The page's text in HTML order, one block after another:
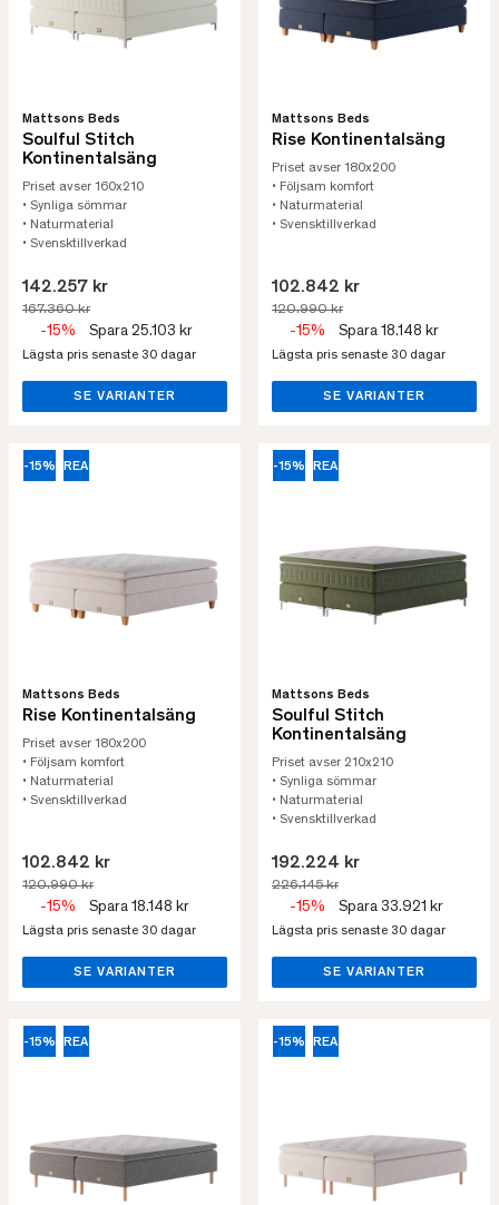
Mattsons Beds
Soulful Stitch
Kontinentalsäng
Priset avser 160x210
• Synliga sömmar
• Naturmaterial
• Svensktillverkad
142.257 kr
167.360 kr
-15% Spara 25.103 kr
Lägsta pris senaste 30 dagar
SE VARIANTER
Mattsons Beds
Rise Kontinentalsäng
Priset avser 180x200
• Följsam komfort
• Naturmaterial
• Svensktillverkad
102.842 kr
120.990 kr
-15% Spara 18.148 kr
Lägsta pris senaste 30 dagar
SE VARIANTER
-15% REA
Mattsons Beds
Rise Kontinentalsäng
Priset avser 180x200
• Följsam komfort
• Naturmaterial
• Svensktillverkad
102.842 kr
120.990 kr
-15% Spara 18.148 kr
Lägsta pris senaste 30 dagar
SE VARIANTER
-15% REA
Mattsons Beds
Soulful Stitch
Kontinentalsäng
Priset avser 210x210
• Synliga sömmar
• Naturmaterial
• Svensktillverkad
192.224 kr
226.145 kr
-15% Spara 33.921 kr
Lägsta pris senaste 30 dagar
SE VARIANTER
-15% REA -15% REA